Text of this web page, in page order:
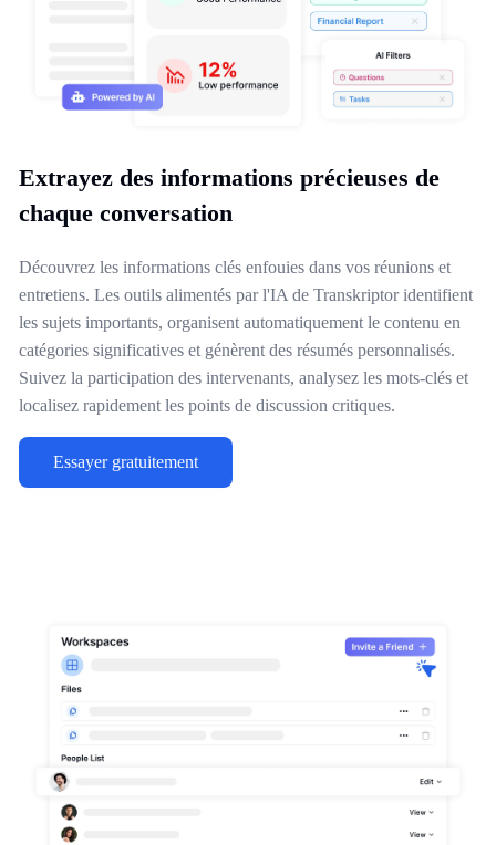
Extrayez des informations précieuses de
chaque conversation
Découvrez les informations clés enfouies dans vos réunions et
entretiens. Les outils alimentés par l'IA de Transkriptor identifient
les sujets importants, organisent automatiquement le contenu en
catégories significatives et génèrent des résumés personnalisés.
Suivez la participation des intervenants, analysez les mots-clés et
localisez rapidement les points de discussion critiques.
Essayer gratuitement